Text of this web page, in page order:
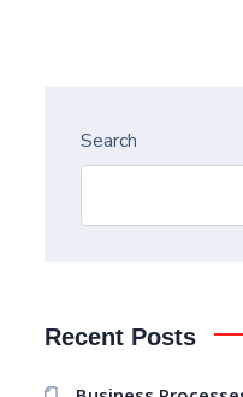
Search
Recent Posts